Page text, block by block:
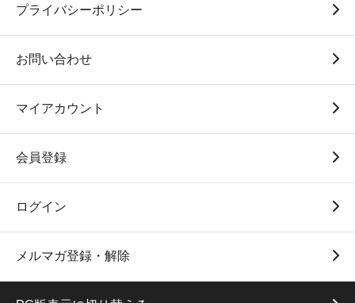
プライバシーポリシー
お問い合わせ
マイアカウント
会員登録
ログイン
メルマガ登録・解除